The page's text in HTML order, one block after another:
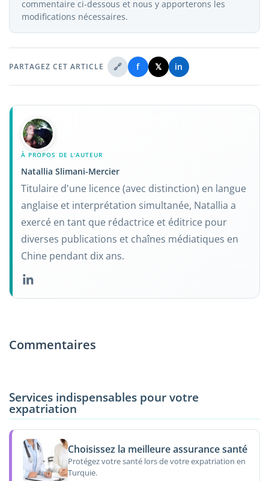
commentaire ci-dessous et nous y apporterons les
modifications nécessaires.
PARTAGEZ CET ARTICLE 🔗 f 𝕏 in
À PROPOS DE L'AUTEUR
Natallia Slimani-Mercier
Titulaire d'une licence (avec distinction) en langue
anglaise et interprétation simultanée, Natallia a
exercé en tant que rédactrice et éditrice pour
diverses publications et chaînes médiatiques en
Chine pendant dix ans.
Commentaires
Services indispensables pour votre
expatriation
Choisissez la meilleure assurance santé
Protégez votre santé lors de votre expatriation en
Turquie.